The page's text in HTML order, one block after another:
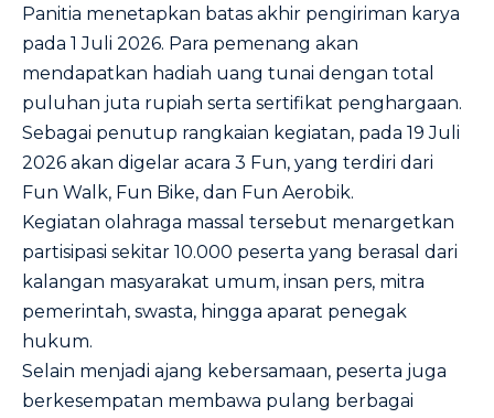
Panitia menetapkan batas akhir pengiriman karya
pada 1 Juli 2026. Para pemenang akan
mendapatkan hadiah uang tunai dengan total
puluhan juta rupiah serta sertifikat penghargaan.
Sebagai penutup rangkaian kegiatan, pada 19 Juli
2026 akan digelar acara 3 Fun, yang terdiri dari
Fun Walk, Fun Bike, dan Fun Aerobik.
Kegiatan olahraga massal tersebut menargetkan
partisipasi sekitar 10.000 peserta yang berasal dari
kalangan masyarakat umum, insan pers, mitra
pemerintah, swasta, hingga aparat penegak
hukum.
Selain menjadi ajang kebersamaan, peserta juga
berkesempatan membawa pulang berbagai